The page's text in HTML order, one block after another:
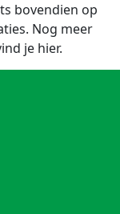
bovendien op
Nog meer
je hier.